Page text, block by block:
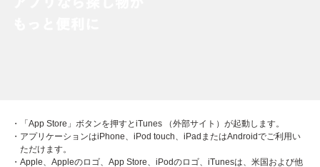
・「App Store」ボタンを押すとiTunes （外部サイト）が起動します。
・アプリケーションはiPhone、iPod touch、iPadまたはAndroidでご利用い
ただけます。
・Apple、Appleのロゴ、App Store、iPodのロゴ、iTunesは、米国および他